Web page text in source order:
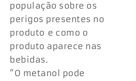
população sobre os
perigos presentes no
produto e como o
produto aparece nas
bebidas.
“O metanol pode